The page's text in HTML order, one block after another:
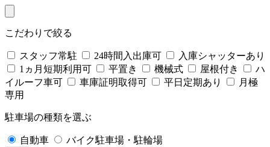
こだわりで絞る
スタッフ常駐 24時間入出庫可
入庫シャッターあり
1ヵ月短期利用可
平置き 機械式 屋根付き
ハ
イルーフ車可
車庫証明取得可 平日定期あり
月極
専用
駐車場の種類を選ぶ
自動車 バイク駐車場・駐輪場